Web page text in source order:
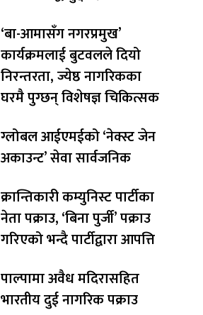
‘बा-आमासँग नगरप्रमुख’
कार्यक्रमलाई बुटवलले दियो
निरन्तरता, ज्येष्ठ नागरिकका
घरमै पुग्छन् विशेषज्ञ चिकित्सक
ग्लोबल आईएमईको ‘नेक्स्ट जेन
अकाउन्ट’ सेवा सार्वजनिक
क्रान्तिकारी कम्युनिस्ट पार्टीका
नेता पक्राउ, ‘बिना पुर्जी’ पक्राउ
गरिएको भन्दै पार्टीद्वारा आपत्ति
पाल्पामा अवैध मदिरासहित
भारतीय दुई नागरिक पक्राउ